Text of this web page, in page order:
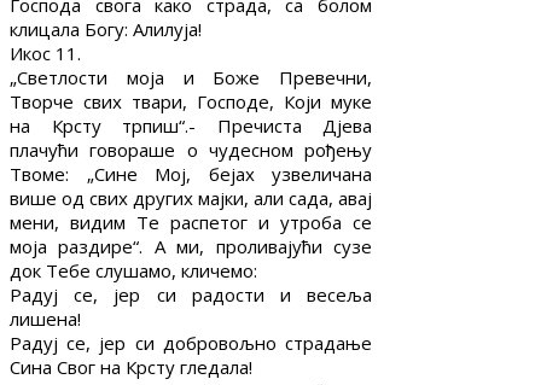
Господа свога како страда, са болом
клицала Богу: Алилуја!
Икос 11.
„Светлости моја и Боже Превечни,
Творче свих твари, Господе, Који муке
на Крсту трпиш“.- Пречиста Дјева
плачући говораше о чудесном рођењу
Твоме: „Сине Мој, бејах узвеличана
више од свих других мајки, али сада, авај
мени, видим Те распетог и утроба се
моја раздире“. А ми, проливајући сузе
док Тебе слушамо, кличемо:
Радуј се, јер си радости и весеља
лишена!
Радуј се, јер си добровољно страдање
Сина Свог на Крсту гледала!